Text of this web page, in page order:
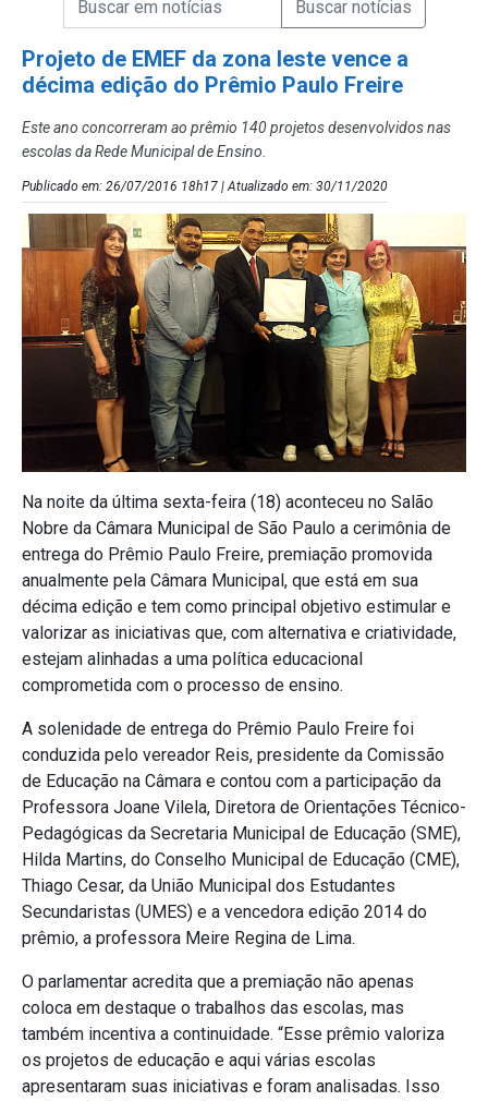
Projeto de EMEF da zona leste vence a
décima edição do Prêmio Paulo Freire
Este ano concorreram ao prêmio 140 projetos desenvolvidos nas
escolas da Rede Municipal de Ensino.
Publicado em: 26/07/2016 18h17 | Atualizado em: 30/11/2020
Na noite da última sexta-feira (18) aconteceu no Salão
Nobre da Câmara Municipal de São Paulo a cerimônia de
entrega do Prêmio Paulo Freire, premiação promovida
anualmente pela Câmara Municipal, que está em sua
décima edição e tem como principal objetivo estimular e
valorizar as iniciativas que, com alternativa e criatividade,
estejam alinhadas a uma política educacional
comprometida com o processo de ensino.
A solenidade de entrega do Prêmio Paulo Freire foi
conduzida pelo vereador Reis, presidente da Comissão
de Educação na Câmara e contou com a participação da
Professora Joane Vilela, Diretora de Orientações Técnico-
Pedagógicas da Secretaria Municipal de Educação (SME),
Hilda Martins, do Conselho Municipal de Educação (CME),
Thiago Cesar, da União Municipal dos Estudantes
Secundaristas (UMES) e a vencedora edição 2014 do
prêmio, a professora Meire Regina de Lima.
O parlamentar acredita que a premiação não apenas
coloca em destaque o trabalhos das escolas, mas
também incentiva a continuidade. “Esse prêmio valoriza
os projetos de educação e aqui várias escolas
apresentaram suas iniciativas e foram analisadas. Isso